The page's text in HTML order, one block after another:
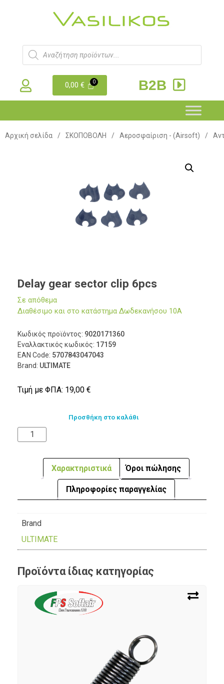
0,00€ B2B
Αρχική σελίδα / ΣΚΟΠΟΒΟΛΗ / Αεροσφαίριση - (Airsoft) /
Delay gear sector clip 6pcs
Σε απόθεμα
Διαθέσιμο και στο κατάστημα Δωδεκανήσου 10Α
Κωδικός προϊόντος: 9020171360
Εναλλακτικός κωδικός: 17159
EAN Code: 5707843047043
Brand: ULTIMATE
Τιμή με ΦΠΑ: 19,00 €
Προσθήκη στο καλάθι
Χαρακτηριστικά Όροι πώλησης
Πληροφορίες παραγγελίας
Brand
ULTIMATE
Προϊόντα ίδιας κατηγορίας